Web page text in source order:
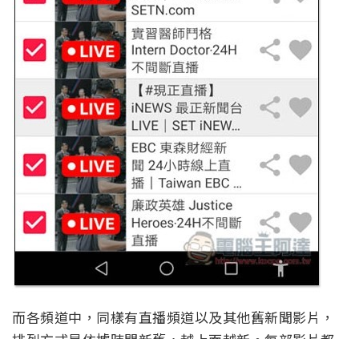
而各頻道中，同樣有直播頻道以及其他舊新聞影片，